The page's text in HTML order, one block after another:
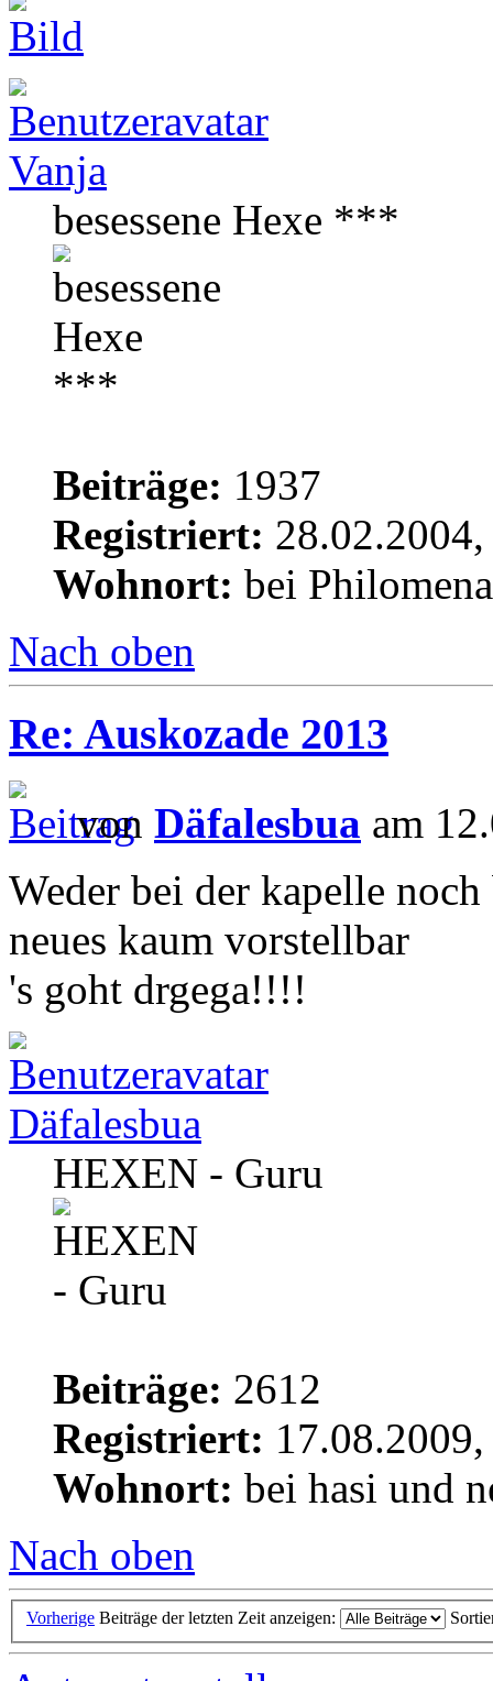
Vanja
besessene Hexe ***
Beiträge: 1937
Registriert:
Wohnort: bei
Nach oben
Re: Auskozade 2013
von Däfalesbua am
Weder bei der kapelle
neues kaum vorstellbar
's goht drgega!!!!
Däfalesbua
HEXEN - Guru
Beiträge: 2612
Registriert:
Wohnort: bei hasi und
Nach oben
Vorherige Beiträge der letzten Zeit anzeigen: